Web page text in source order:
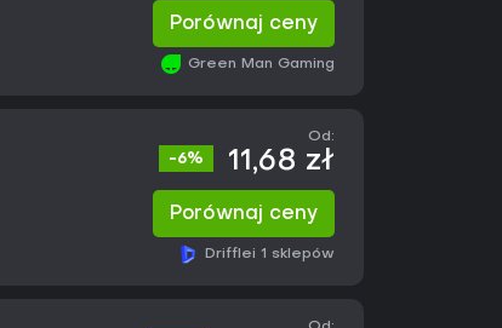
Porównaj ceny
Green Man Gaming
-6%
Od:
11,68 zł
Porównaj ceny
Drifflei 1 sklepów